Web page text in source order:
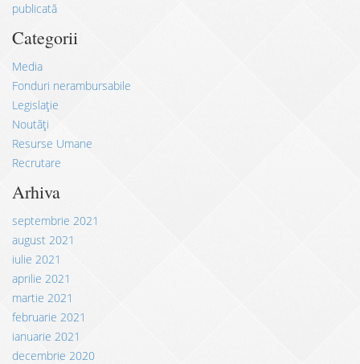
publicată
Categorii
Media
Fonduri nerambursabile
Legislație
Noutăți
Resurse Umane
Recrutare
Arhiva
septembrie 2021
august 2021
iulie 2021
aprilie 2021
martie 2021
februarie 2021
ianuarie 2021
decembrie 2020